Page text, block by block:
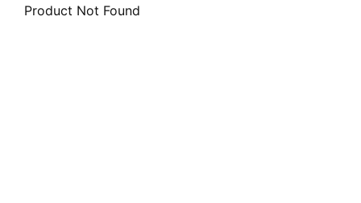
Product Not Found